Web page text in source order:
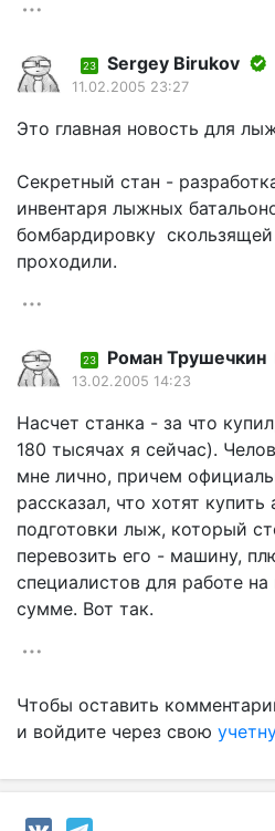
23 Sergey Birukov
11.02.2005 23:27
Это главная новость для
Секретный стан -
инвентаря лыжных
бомбардировку
проходили.
23 Роман Трушечкин
13.02.2005 14:23
Насчет станка - за что
180 тысячах я сейчас).
мне лично, причем
рассказал, что хотят купить
подготовки лыж, который
перевозить его - машину,
специалистов для работе
сумме. Вот так.
Чтобы оставить
и войдите через свою